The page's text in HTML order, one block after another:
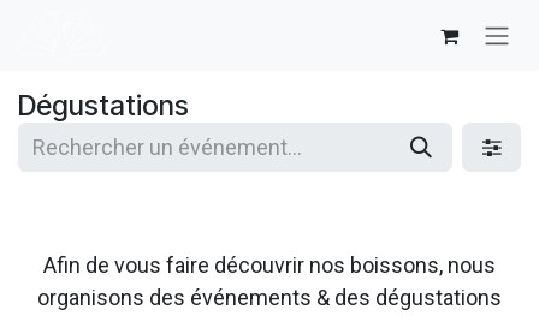
Dégustations
Afin de vous faire découvrir nos boissons, nous
organisons des événements & des dégustations